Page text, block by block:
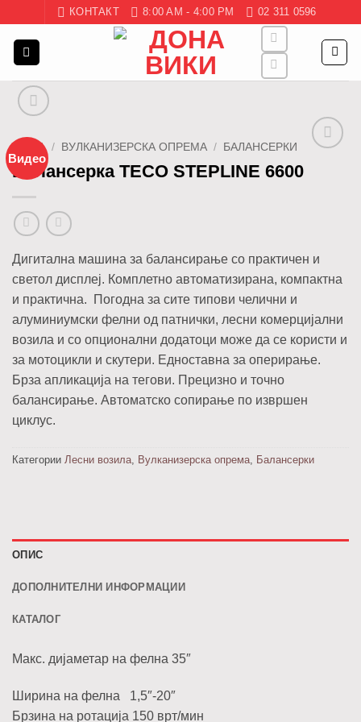
content
КОНТАКТ 8:00 AM - 4:00 PM 02 311 0596
Видео
ДОМА / ВУЛКАНИЗЕРСКА ОПРЕМА / БАЛАНСЕРКИ
Балансерка TECO STEPLINE 6600
Дигитална машина за балансирање со практичен и
светол дисплеј. Комплетно автоматизирана, компактна
и практична. Погодна за сите типови челични и
алуминиумски фелни од патнички, лесни комерцијални
возила и со опционални додатоци може да се користи и
за мотоцикли и скутери. Едноставна за оперирање.
Брза апликација на тегови. Прецизно и точно
балансирање. Автоматско сопирање по извршен
циклус.
Категории Лесни возила, Вулканизерска опрема, Балансерки
ОПИС
ДОПОЛНИТЕЛНИ ИНФОРМАЦИИ
КАТАЛОГ
Макс. дијаметар на фелна 35″
Ширина на фелна 1,5″-20″
Брзина на ротација 150 врт/мин